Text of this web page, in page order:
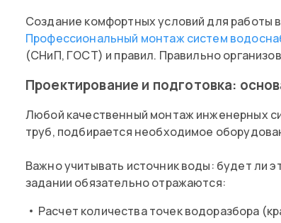
Создание комфортных условий для
Профессиональный монтаж систем
(СНиП, ГОСТ) и правил. Правильно
Проектирование и подготовка:
Любой качественный монтаж инженерных
труб, подбирается необходимое
Важно учитывать источник воды: будет ли
задании обязательно отражаются:
Расчет количества точек водоразбора